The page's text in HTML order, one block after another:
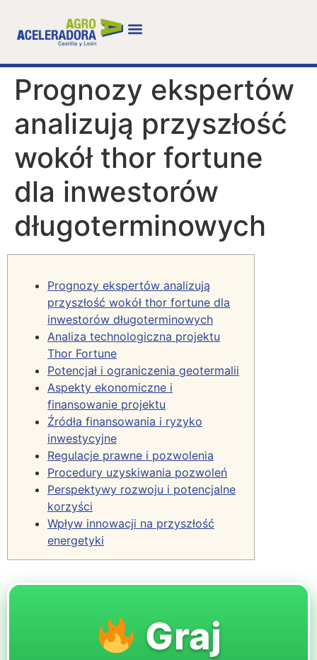
Prognozy ekspertów
analizują przyszłość
wokół thor fortune
dla inwestorów
długoterminowych
Prognozy ekspertów analizują
przyszłość wokół thor fortune dla
inwestorów długoterminowych
Analiza technologiczna projektu
Thor Fortune
Potencjał i ograniczenia geotermalii
Aspekty ekonomiczne i
finansowanie projektu
Źródła finansowania i ryzyko
inwestycyjne
Regulacje prawne i pozwolenia
Procedury uzyskiwania pozwoleń
Perspektywy rozwoju i potencjalne
korzyści
Wpływ innowacji na przyszłość
energetyki
Graj